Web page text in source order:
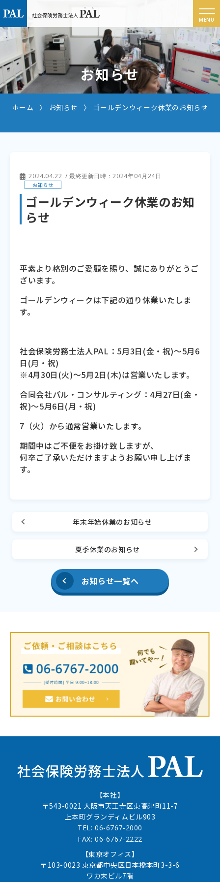
お知らせ
ホーム お知らせ ゴールデンウィーク休業のお知らせ
2024.04.22 / 最終更新日時：2024年04月24日
お知らせ
ゴールデンウィーク休業のお知
らせ
平素より格別のご愛顧を賜り、誠にありがとうご
ざいます。
ゴールデンウィークは下記の通り休業いたしま
す。
社会保険労務士法人PAL：5月3日(金・祝)～5月6
日(月・祝)
※4月30日(火)〜5月2日(木)は営業いたします。
合同会社パル・コンサルティング：4月27日(金・
祝)～5月6日(月・祝)
7（火）から通常営業いたします。
期間中はご不便をお掛け致しますが、
何卒ご了承いただけますようお願い申し上げま
す。
年末年始休業のお知らせ
夏季休業のお知らせ
お知らせ一覧へ
【本社】
〒543-0021 大阪市天王寺区東高津町11-7
上本町グランディムビル903
TEL: 06-6767-2000
FAX: 06-6767-2222
【東京オフィス】
〒103-0023 東京都中央区日本橋本町3-3-6
ワカ末ビル7階